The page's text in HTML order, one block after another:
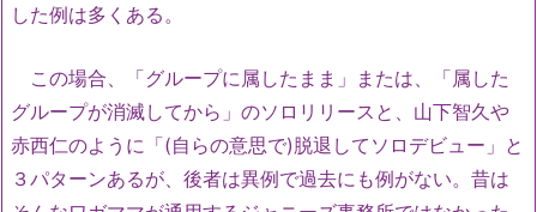
した例は多くある。
この場合、「グループに属したまま」または、「属した
グループが消滅してから」のソロリリースと、山下智久や
赤西仁のように「(自らの意思で)脱退してソロデビュー」と
３パターンあるが、後者は異例で過去にも例がない。昔は